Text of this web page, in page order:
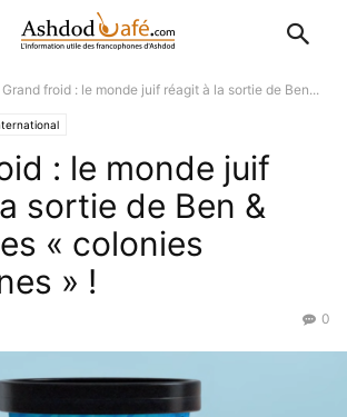
Grand froid : le monde juif réagit à la sortie de Ben...
: le monde juif
sortie de Ben &
« colonies
» !
0